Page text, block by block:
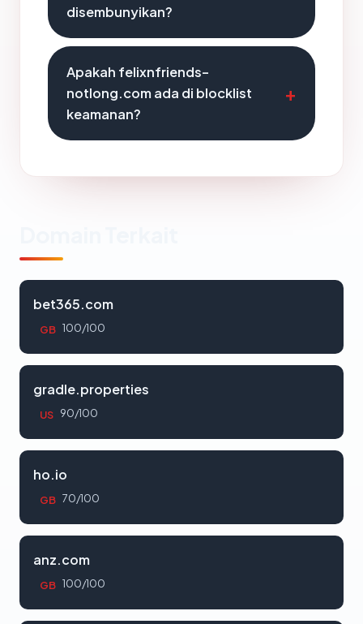
disembunyikan?
Apakah felixnfriends-
notlong.com ada di blocklist
keamanan?
bet365.com
GB 100/100
gradle.properties
US 90/100
ho.io
GB 70/100
anz.com
GB 100/100